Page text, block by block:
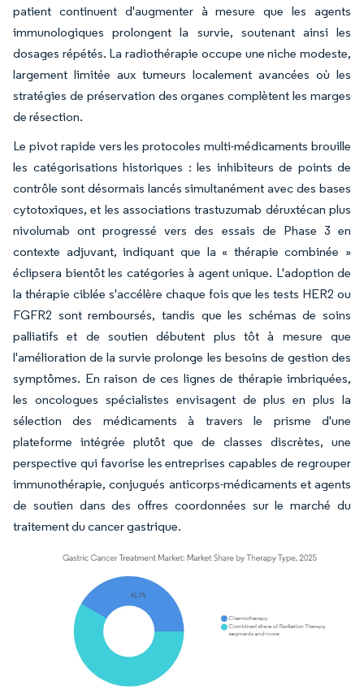
patient continuent d'augmenter à mesure que les agents
immunologiques prolongent la survie, soutenant ainsi les
dosages répétés. La radiothérapie occupe une niche modeste,
largement limitée aux tumeurs localement avancées où les
stratégies de préservation des organes complètent les marges
de résection.
Le pivot rapide vers les protocoles multi-médicaments brouille
les catégorisations historiques : les inhibiteurs de points de
contrôle sont désormais lancés simultanément avec des bases
cytotoxiques, et les associations trastuzumab déruxtécan plus
nivolumab ont progressé vers des essais de Phase 3 en
contexte adjuvant, indiquant que la « thérapie combinée »
éclipsera bientôt les catégories à agent unique. L'adoption de
la thérapie ciblée s'accélère chaque fois que les tests HER2 ou
FGFR2 sont remboursés, tandis que les schémas de soins
palliatifs et de soutien débutent plus tôt à mesure que
l'amélioration de la survie prolonge les besoins de gestion des
symptômes. En raison de ces lignes de thérapie imbriquées,
les oncologues spécialistes envisagent de plus en plus la
sélection des médicaments à travers le prisme d'une
plateforme intégrée plutôt que de classes discrètes, une
perspective qui favorise les entreprises capables de regrouper
immunothérapie, conjugués anticorps-médicaments et agents
de soutien dans des offres coordonnées sur le marché du
traitement du cancer gastrique.